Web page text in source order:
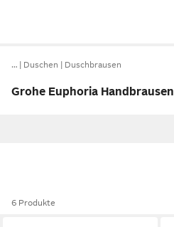
… Duschen Duschbrausen
Grohe Euphoria Handbrausen
6 Produkte